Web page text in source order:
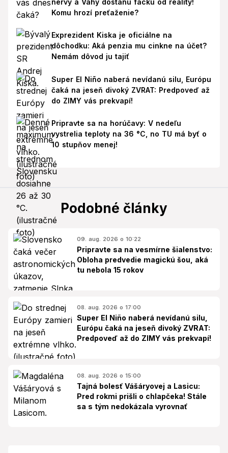
Komu hrozí preťaženie?
Exprezident Kiska je oficiálne na
dôchodku: Aká penzia mu cinkne na účet?
Nemám dôvod ju tajiť
Super El Niño naberá nevídanú silu, Európu
čaká na jeseň divoký ZVRAT: Predpoveď až
do ZIMY vás prekvapí!
Pripravte sa na horúčavy: V nedeľu
vystrelia teploty na 36 °C, no TU má byť o
10 stupňov menej!
Podobné články
09. aug. 2026 o 10:22
Pripravte sa na vesmírne šialenstvo:
Obloha predvedie magickú šou, aká
tu nebola 15 rokov
08. aug. 2026 o 17:00
Super El Niño naberá nevídanú silu,
Európu čaká na jeseň divoký ZVRAT:
Predpoveď až do ZIMY vás prekvapí!
08. aug. 2026 o 15:00
Tajná bolesť Vášáryovej a Lasicu:
Pred rokmi prišli o chlapčeka! Stále
sa s tým nedokázala vyrovnať